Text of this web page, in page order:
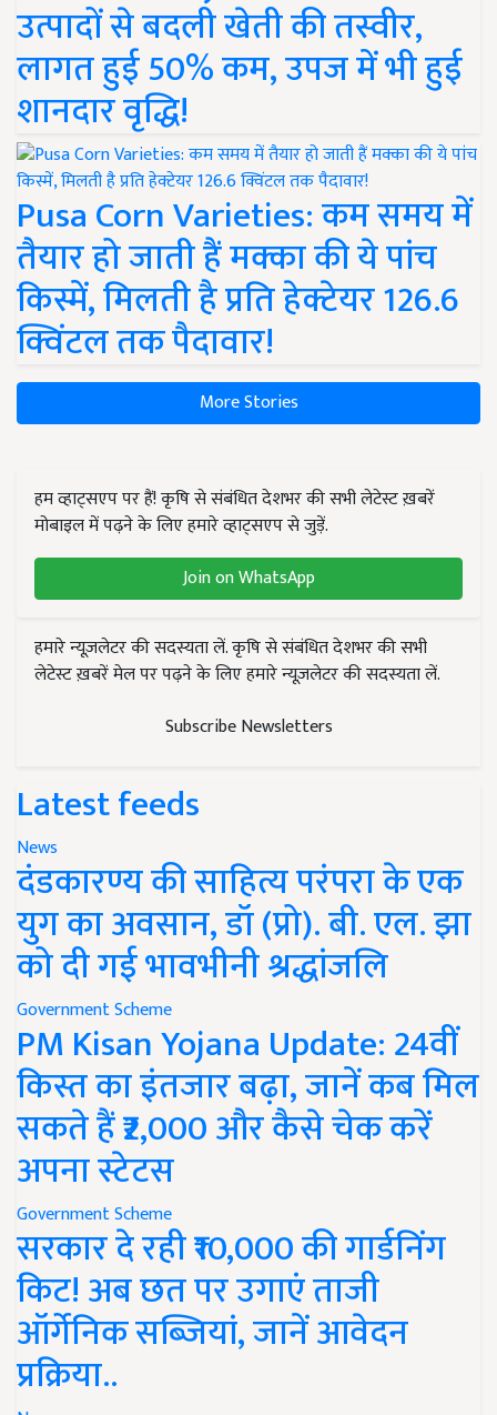
उत्पादों से बदली खेती की तस्वीर,
लागत हुई 50% कम, उपज में भी हुई
शानदार वृद्धि!
Pusa Corn Varieties: कम समय में
तैयार हो जाती हैं मक्का की ये पांच
किस्में, मिलती है प्रति हेक्टेयर 126.6
क्विंटल तक पैदावार!
More Stories
हम व्हाट्सएप पर हैं! कृषि से संबंधित देशभर की सभी लेटेस्ट ख़बरें
मोबाइल में पढ़ने के लिए हमारे व्हाट्सएप से जुड़ें.
Join on WhatsApp
हमारे न्यूज़लेटर की सदस्यता लें. कृषि से संबंधित देशभर की सभी
लेटेस्ट ख़बरें मेल पर पढ़ने के लिए हमारे न्यूज़लेटर की सदस्यता लें.
Subscribe Newsletters
Latest feeds
News
दंडकारण्य की साहित्य परंपरा के एक
युग का अवसान, डॉ (प्रो). बी. एल. झा
को दी गई भावभीनी श्रद्धांजलि
Government Scheme
PM Kisan Yojana Update: 24वीं
किस्त का इंतजार बढ़ा, जानें कब मिल
सकते हैं ₹2,000 और कैसे चेक करें
अपना स्टेटस
Government Scheme
सरकार दे रही ₹10,000 की गार्डनिंग
किट! अब छत पर उगाएं ताजी
ऑर्गेनिक सब्जियां, जानें आवेदन
प्रक्रिया..